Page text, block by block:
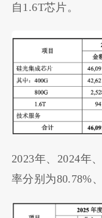
自1.6T芯片。
2023年、2024年
率分别为80.78%